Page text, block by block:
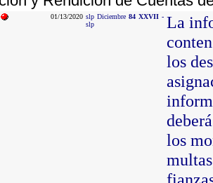
01/13/2020 slp
slp
Diciembre 84 XXVII - La
los
los